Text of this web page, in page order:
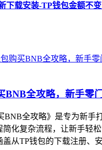
下载安装-TP钱包金额不
BNB全攻略，新手零
BNB全攻略》是专为新手
简化复杂流程，让新手轻
盖从TP钱包的下载注册、